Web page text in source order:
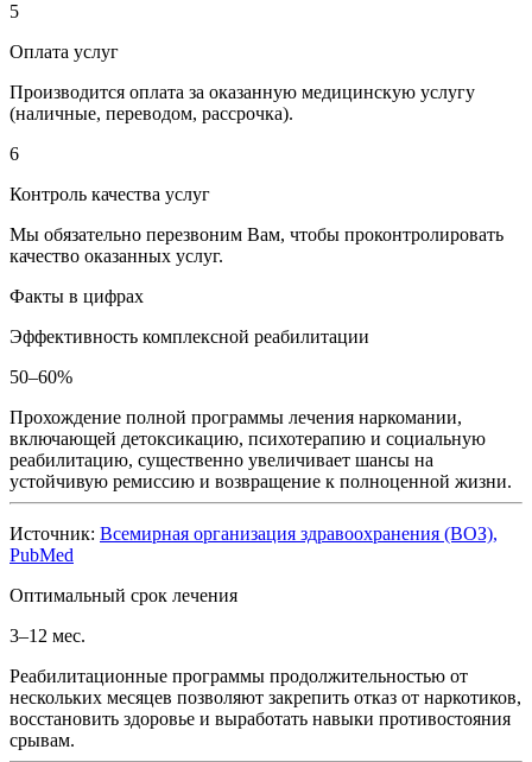
5
Оплата услуг
Производится оплата за оказанную медицинскую услугу
(наличные, переводом, рассрочка).
6
Контроль качества услуг
Мы обязательно перезвоним Вам, чтобы проконтролировать
качество оказанных услуг.
Факты в цифрах
Эффективность комплексной реабилитации
50–60%
Прохождение полной программы лечения наркомании,
включающей детоксикацию, психотерапию и социальную
реабилитацию, существенно увеличивает шансы на
устойчивую ремиссию и возвращение к полноценной жизни.
Источник: Всемирная организация здравоохранения (ВОЗ),
PubMed
Оптимальный срок лечения
3–12 мес.
Реабилитационные программы продолжительностью от
нескольких месяцев позволяют закрепить отказ от наркотиков,
восстановить здоровье и выработать навыки противостояния
срывам.